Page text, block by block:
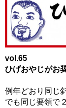
vol.65
ひげおやじがお
例年どおり同じ
でも同じ要領で